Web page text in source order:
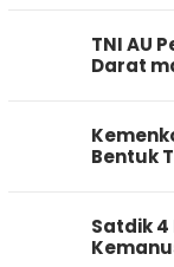
TNI AU
Darat
Bentuk
Satdik